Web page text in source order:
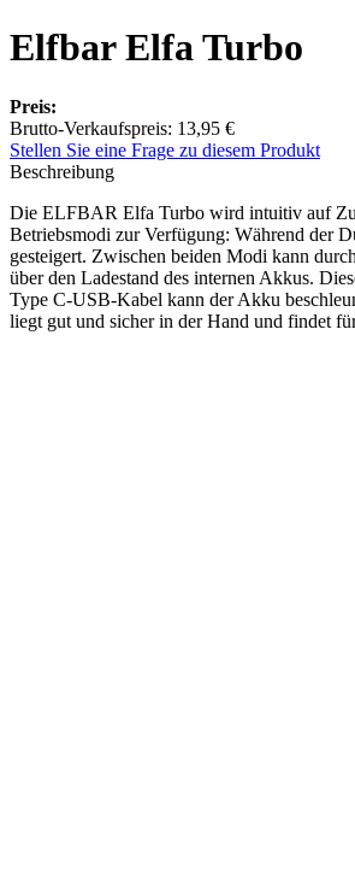
Elfbar Elfa Turbo
Preis:
Brutto-Verkaufspreis: 13,95 €
Stellen Sie eine Frage zu diesem Produkt
Beschreibung
Die ELFBAR Elfa Turbo wird intuitiv auf
Betriebsmodi zur Verfügung: Während der
gesteigert. Zwischen beiden Modi kann
über den Ladestand des internen Akkus.
Type C-USB-Kabel kann der Akku
liegt gut und sicher in der Hand und findet